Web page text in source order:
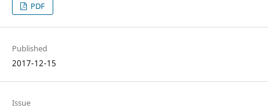
PDF
Published
2017-12-15
Issue